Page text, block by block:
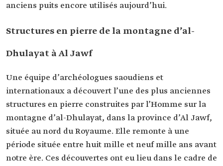
anciens puits encore utilisés aujourd’hui.
Structures en pierre de la montagne d’al-
Dhulayat à Al Jawf
Une équipe d’archéologues saoudiens et
internationaux a découvert l’une des plus anciennes
structures en pierre construites par l’Homme sur la
montagne d’al-Dhulayat, dans la province d’Al Jawf,
située au nord du Royaume. Elle remonte à une
période située entre huit mille et neuf mille ans avant
notre ère. Ces découvertes ont eu lieu dans le cadre de